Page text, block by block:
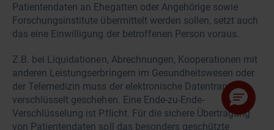
Patientendaten an Ehegatten oder Angehörige sowie
Forschungsinstitute übermittelt werden sollen, setzt auch
das eine Einwilligung der betroffenen Person voraus.
Z.B. bei Liquidationen, Abrechnungen, Kooperationen mit
anderen Leistungserbringern im Gesundheitswesen oder
der Telemedizin muss der elektronische Datentransfer
verschlüsselt geschehen. Eine Ende-zu-Ende-
Verschlüsselung ist Pflicht. Für die sichere Übertragung
von Patientendaten soll das besonders geschützte